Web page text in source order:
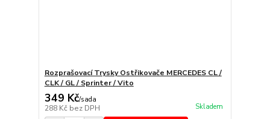
Rozprašovací Trysky Ostřikovače MERCEDES CL /
CLK / GL / Sprinter / Vito
349 Kč/sada
288 Kč bez DPH Skladem